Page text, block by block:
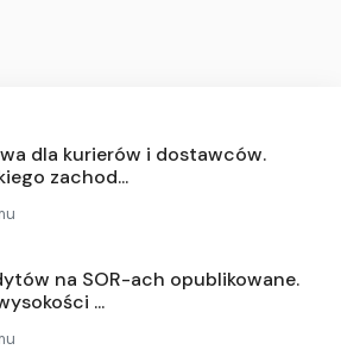
dla kurierów i dostawców.
zachod...
na SOR-ach opublikowane.
...